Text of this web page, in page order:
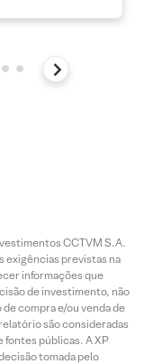
CCTVM S.A.
exigências previstas na
informações que
de investimento, não
compra e/ou venda de
são consideradas
fontes públicas. A XP
tomada pelo